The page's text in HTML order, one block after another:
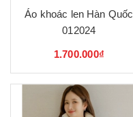
Áo khoác len Hàn Quốc
012024
1.700.000₫